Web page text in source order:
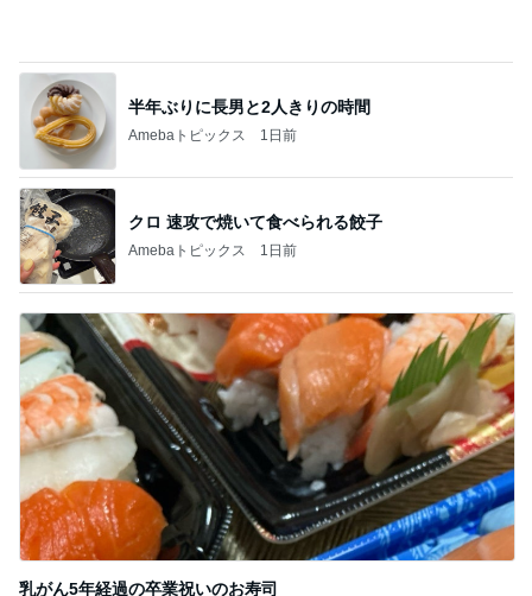
半年ぶりに長男と2人きりの時間
Amebaトピックス 1日前
クロ 速攻で焼いて食べられる餃子
Amebaトピックス 1日前
乳がん5年経過の卒業祝いのお寿司